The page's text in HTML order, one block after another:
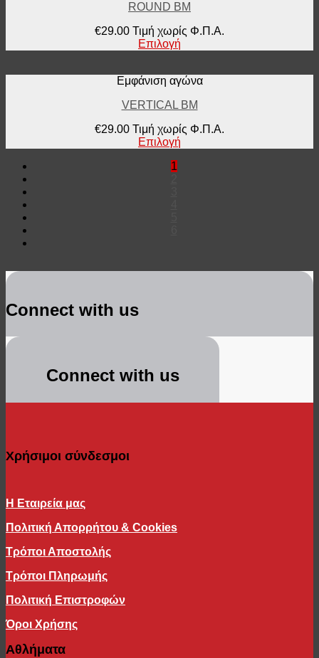
ROUND BM
€29.00 Τιμή χωρίς Φ.Π.Α.
Επιλογή
Εμφάνιση αγώνα
VERTICAL BM
€29.00 Τιμή χωρίς Φ.Π.Α.
Επιλογή
1
Connect with us
Connect with us
Χρήσιμοι σύνδεσμοι
Η Εταιρεία μας
Πολιτική Απορρήτου & Cookies
Τρόποι Αποστολής
Τρόποι Πληρωμής
Πολιτική Επιστροφών
Όροι Χρήσης
Αθλήματα